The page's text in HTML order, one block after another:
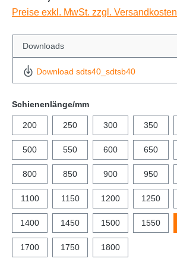
Preise exkl. MwSt. zzgl. Versandkosten
Downloads
Download sdts40_sdtsb40
Schienenlänge/mm
200 250 300 350
500 550 600 650
800 850 900 950
1100 1150 1200 1250
1400 1450 1500 1550
1700 1750 1800